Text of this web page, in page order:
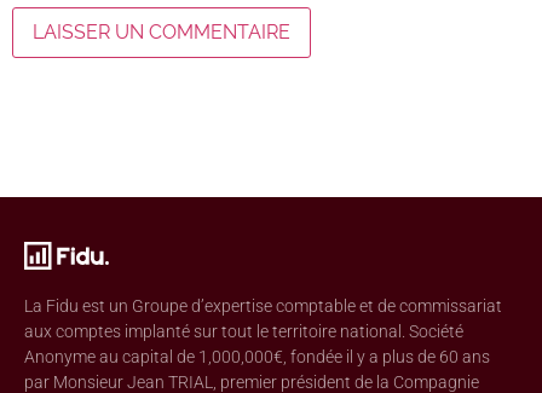
La Fidu est un Groupe d’expertise comptable et de commissariat
aux comptes implanté sur tout le territoire national. Société
Anonyme au capital de 1,000,000€, fondée il y a plus de 60 ans
par Monsieur Jean TRIAL, premier président de la Compagnie